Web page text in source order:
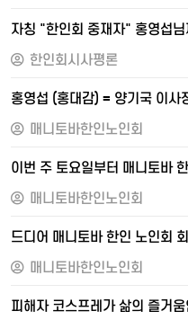
자칭 "한인회 중재자" 홍영섭
한인회시사평론
홍영섭 (홍대감) = 양기국 이사
매니토바한인노인회
이번 주 토요일부터 매니토바
매니토바한인노인회
드디어 매니토바 한인 노인회
매니토바한인노인회
피해자 코스프레가 삶의 즐거